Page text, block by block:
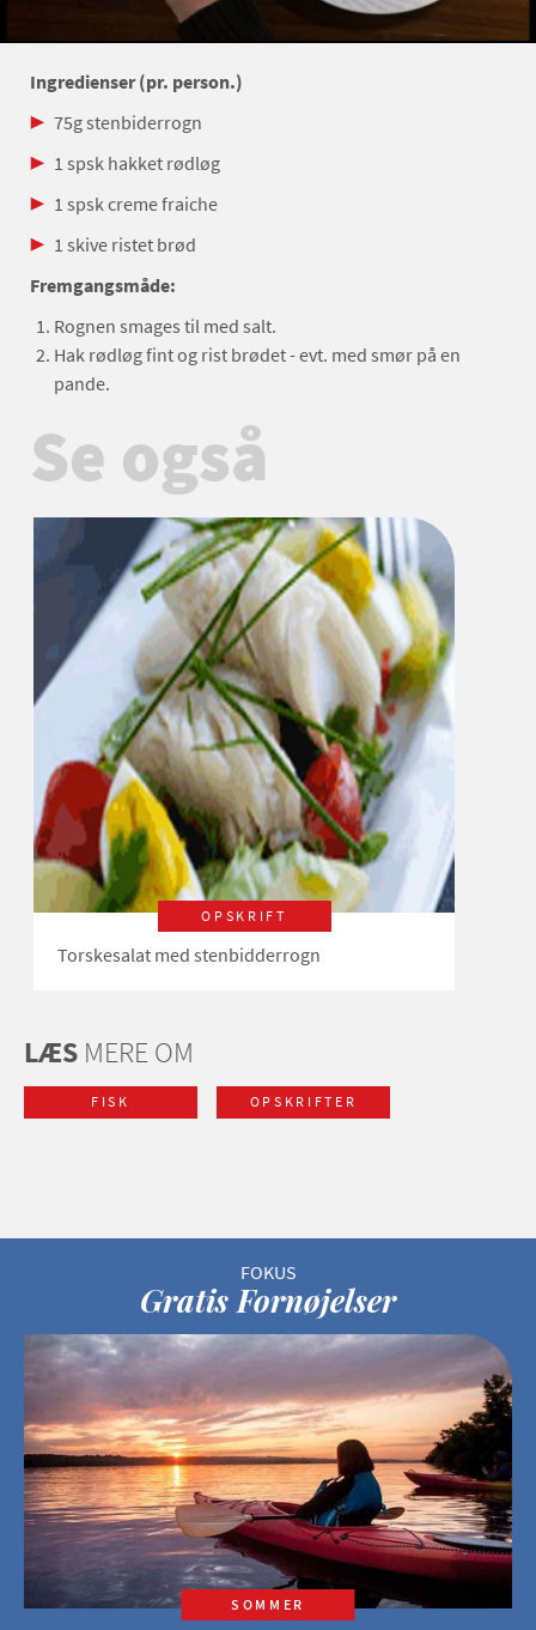
Ingredienser (pr. person.)
75g stenbiderrogn
1 spsk hakket rødløg
1 spsk creme fraiche
1 skive ristet brød
Fremgangsmåde:
Rognen smages til med salt.
Hak rødløg fint og rist brødet - evt. med smør på en
pande.
Se også
OPSKRIFT
Torskesalat med stenbidderrogn
LÆS MERE OM
FISK OPSKRIFTER
Gratis Fornøjelser
SOMMER